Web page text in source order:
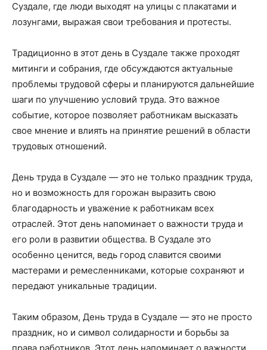
Суздале, где люди выходят на улицы с плакатами и
лозунгами, выражая свои требования и протесты.
Традиционно в этот день в Суздале также проходят
митинги и собрания, где обсуждаются актуальные
проблемы трудовой сферы и планируются дальнейшие
шаги по улучшению условий труда. Это важное
событие, которое позволяет работникам высказать
свое мнение и влиять на принятие решений в области
трудовых отношений.
День труда в Суздале — это не только праздник труда,
но и возможность для горожан выразить свою
благодарность и уважение к работникам всех
отраслей. Этот день напоминает о важности труда и
его роли в развитии общества. В Суздале это
особенно ценится, ведь город славится своими
мастерами и ремесленниками, которые сохраняют и
передают уникальные традиции.
Таким образом, День труда в Суздале — это не просто
праздник, но и символ солидарности и борьбы за